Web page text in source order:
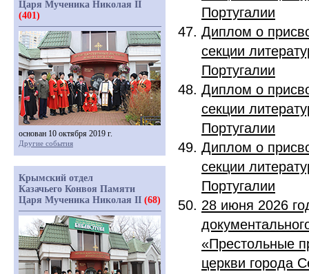
Португалии
Диплом о
секции
Португалии
Диплом о
секции
Португалии
Диплом о
секции
Португалии
28 июня 2026
«Престольные
церкви города
Царя Мученика Николая II
(401)
основан 10 октября 2019 г.
Другие события
Крымский отдел
Казачьего Конвоя Памяти
Царя Мученика Николая II (68)